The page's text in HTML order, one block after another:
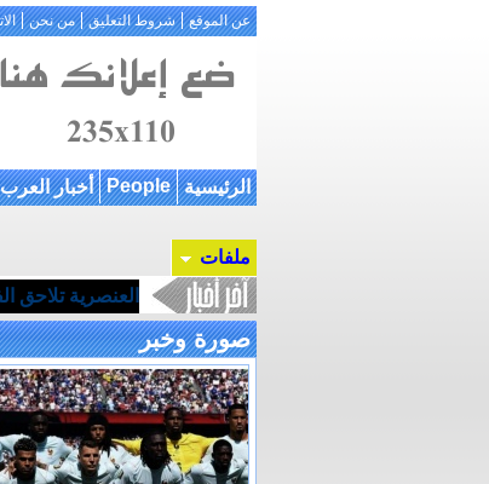
عن الموقع شروط التعليق من نحن
الرئيسية People أخبار العرب
ملفات
العنصرية تلاحق
صورة وخبر